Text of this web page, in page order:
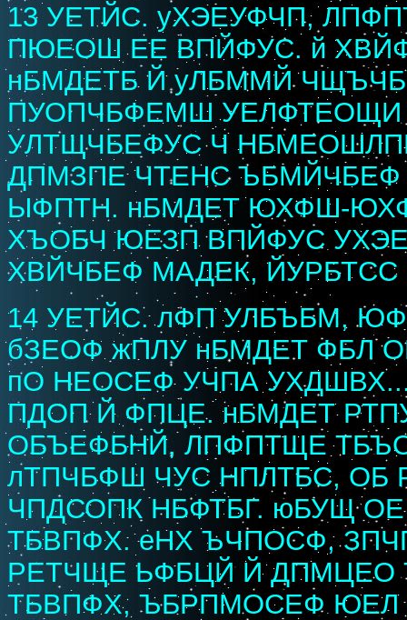
13 УЕТЙС. уХЭЕУФЧП,
ПЮЕОШ ЕЕ ВПЙФУС. й
нБМДЕТБ Й уЛБММЙ
ПУОПЧБФЕМШ УЕЛФТЕОЩИ
УЛТЩЧБЕФУС Ч
ДПМЗПЕ ЧТЕНС
ЫФПТН. нБМДЕТ ЮХФШ-
ХЪОБЧ ЮЕЗП ВПЙФУС
ХВЙЧБЕФ МАДЕК,
14 УЕТЙС. лФП УЛБЪБМ,
бЗЕОФ жПЛУ нБМДЕТ ФБЛ
пО НЕОСЕФ УЧПА
ПДОП Й ФПЦЕ. нБМДЕТ
ОБЪЕФБНЙ, ЛПФПТЩЕ
лТПЧБФШ ЧУС НПЛТБС, ОБ
ЧПДСОПК НБФТБГ. юБУЩ
ТБВПФХ. еНХ ЪЧПОСФ,
РЕТЧЩЕ ЬФБЦЙ Й ДПМЦЕО
ТБВПФХ, ЪБРПМОСЕФ